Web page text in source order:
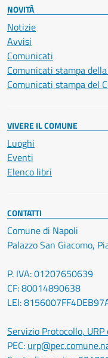
NOVITÀ
Notizie
Avvisi
Comunicati
Comunicati stampa
Comunicati stampa del
VIVERE IL COMUNE
Luoghi
Eventi
Elenco libri
CONTATTI
Comune di Napoli
Palazzo San Giacomo,
P. IVA: 01207650639
CF: 80014890638
LEI:
Servizio Protocollo,
PEC: